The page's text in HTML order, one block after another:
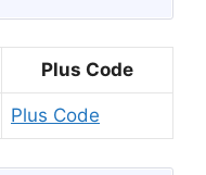
Plus Code
Plus Code